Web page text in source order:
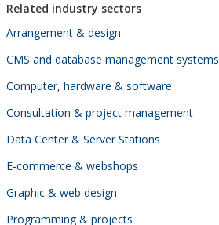
Related industry sectors
Arrangement & design
CMS and database management systems
Computer, hardware & software
Consultation & project management
Data Center & Server Stations
E-commerce & webshops
Graphic & web design
Programming & projects